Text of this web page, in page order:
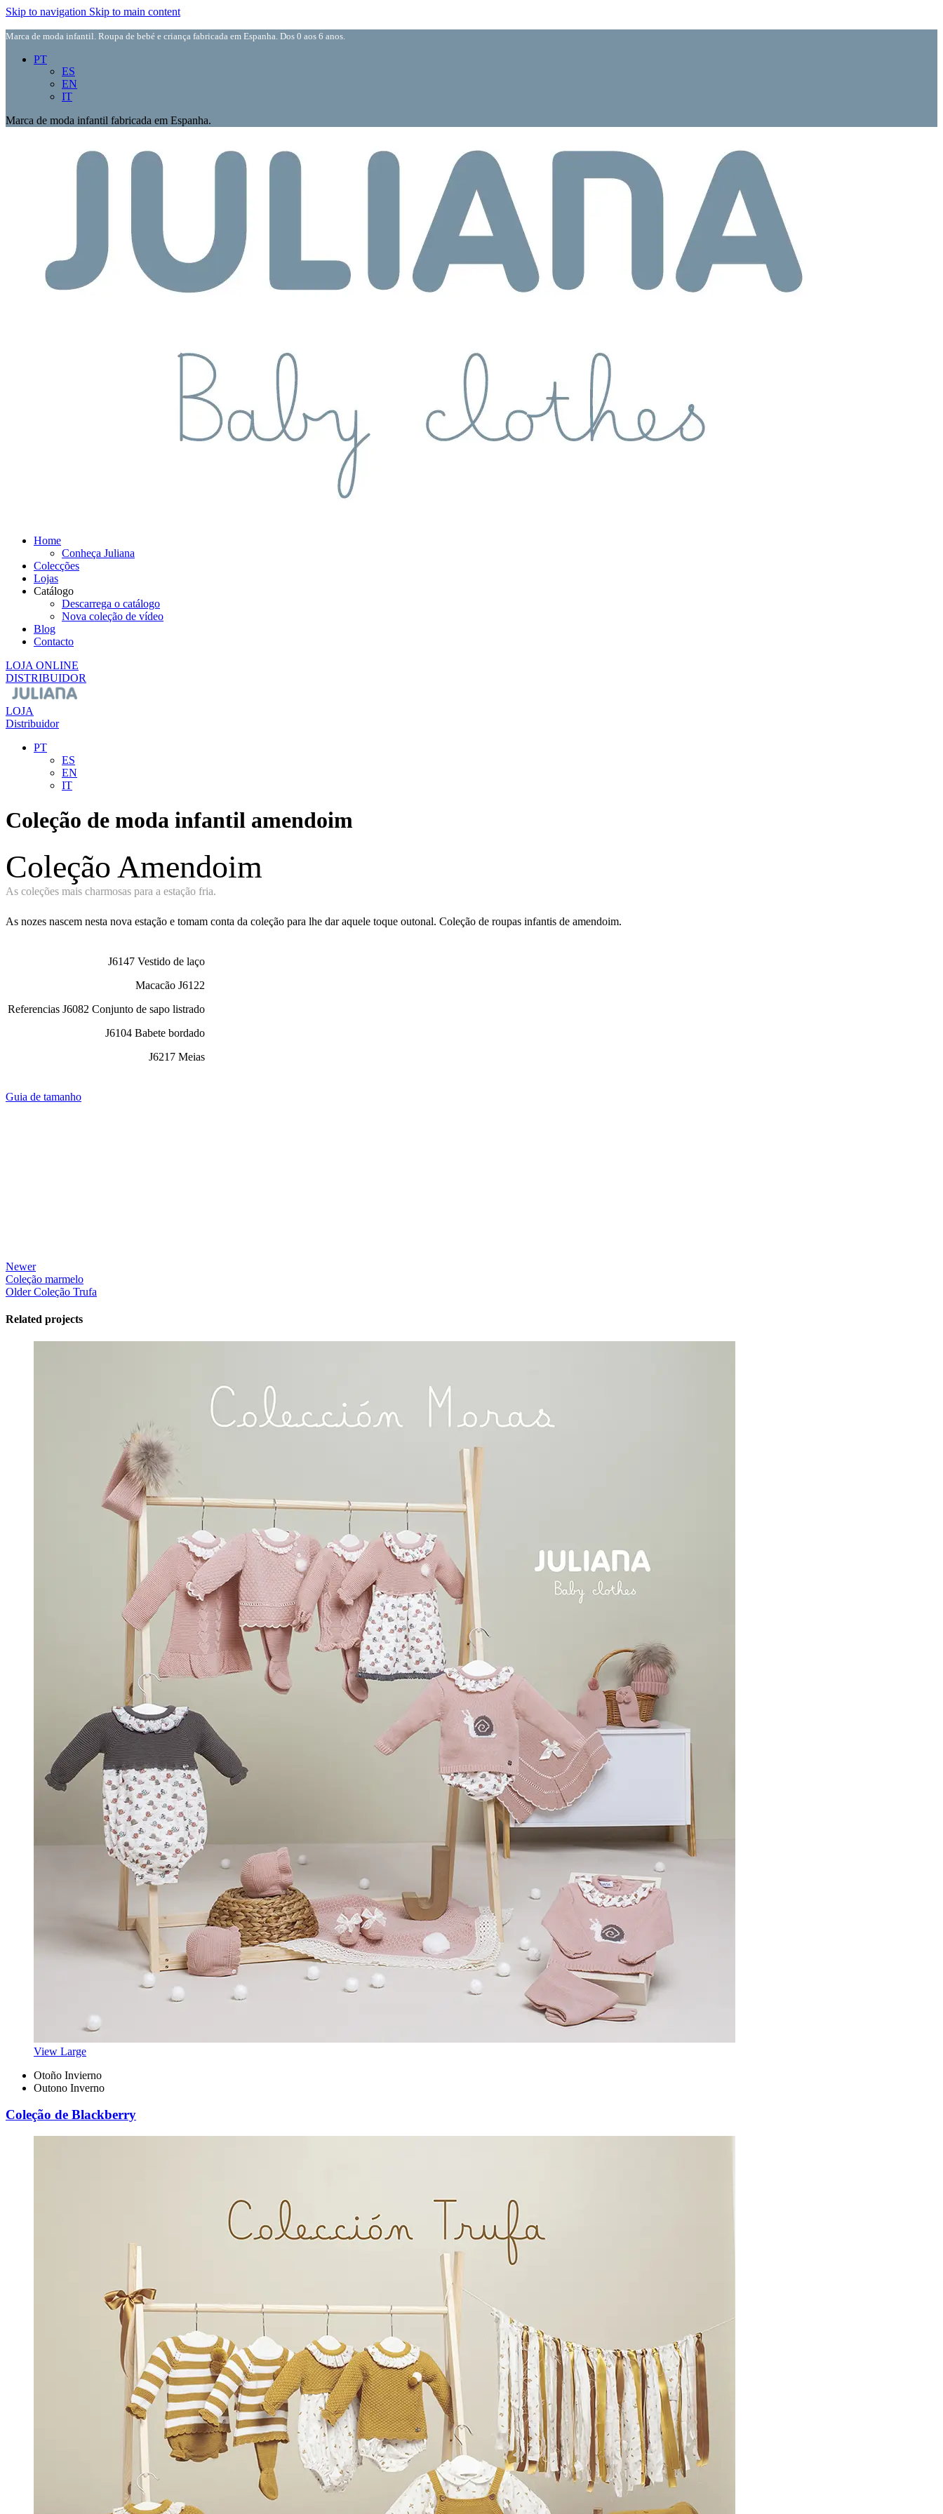
Skip to navigation Skip to main content
Marca de moda infantil. Roupa de bebé e criança fabricada em Espanha. Dos 0 aos 6 anos.
PT
ES
EN
IT
Marca de moda infantil fabricada em Espanha.
Home
Conheça Juliana
Colecções
Lojas
Catálogo
Descarrega o catálogo
Nova coleção de vídeo
Blog
Contacto
LOJA ONLINE
DISTRIBUIDOR
LOJA
Distribuidor
PT
ES
EN
IT
Coleção de moda infantil amendoim
Coleção Amendoim
As coleções mais charmosas para a estação fria.
As nozes nascem nesta nova estação e tomam conta da coleção para lhe dar aquele toque outonal. Coleção de roupas infantis de amendoim.
Referencias
J6147 Vestido de laço
Macacão J6122
J6082 Conjunto de sapo listrado
J6104 Babete bordado
J6217 Meias
Guia de tamanho
Newer
Coleção marmelo
Older Coleção Trufa
Related projects
View Large
Otoño Invierno
Outono Inverno
Coleção de Blackberry